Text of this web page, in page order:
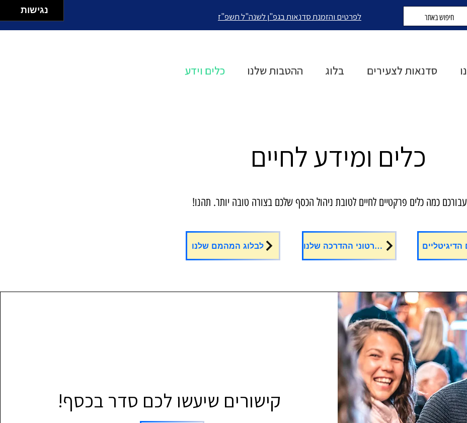
לפרטים והזמנת סדנאות בגפ"ן לשנה"ל תשפ"ז
סדנאות לצעירים בלוג ההטבות שלנו כלים וידע
כלים ומידע לחיים
כמה כלים פרקטיים לחיים לטובת ניהול הכסף שלכם בצורה טובה יותר. תהנו!
הדיגיטליים לסרטוני ההדרכה שלנו לבלוג המהמם שלנו
קישורים שיעשו לכם סדר בכסף!
נגישות